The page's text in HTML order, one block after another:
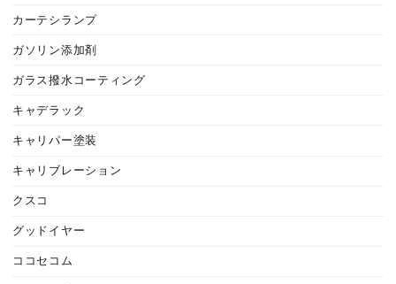
カーテシランプ
ガソリン添加剤
ガラス撥水コーティング
キャデラック
キャリパー塗装
キャリブレーション
クスコ
グッドイヤー
ココセコム